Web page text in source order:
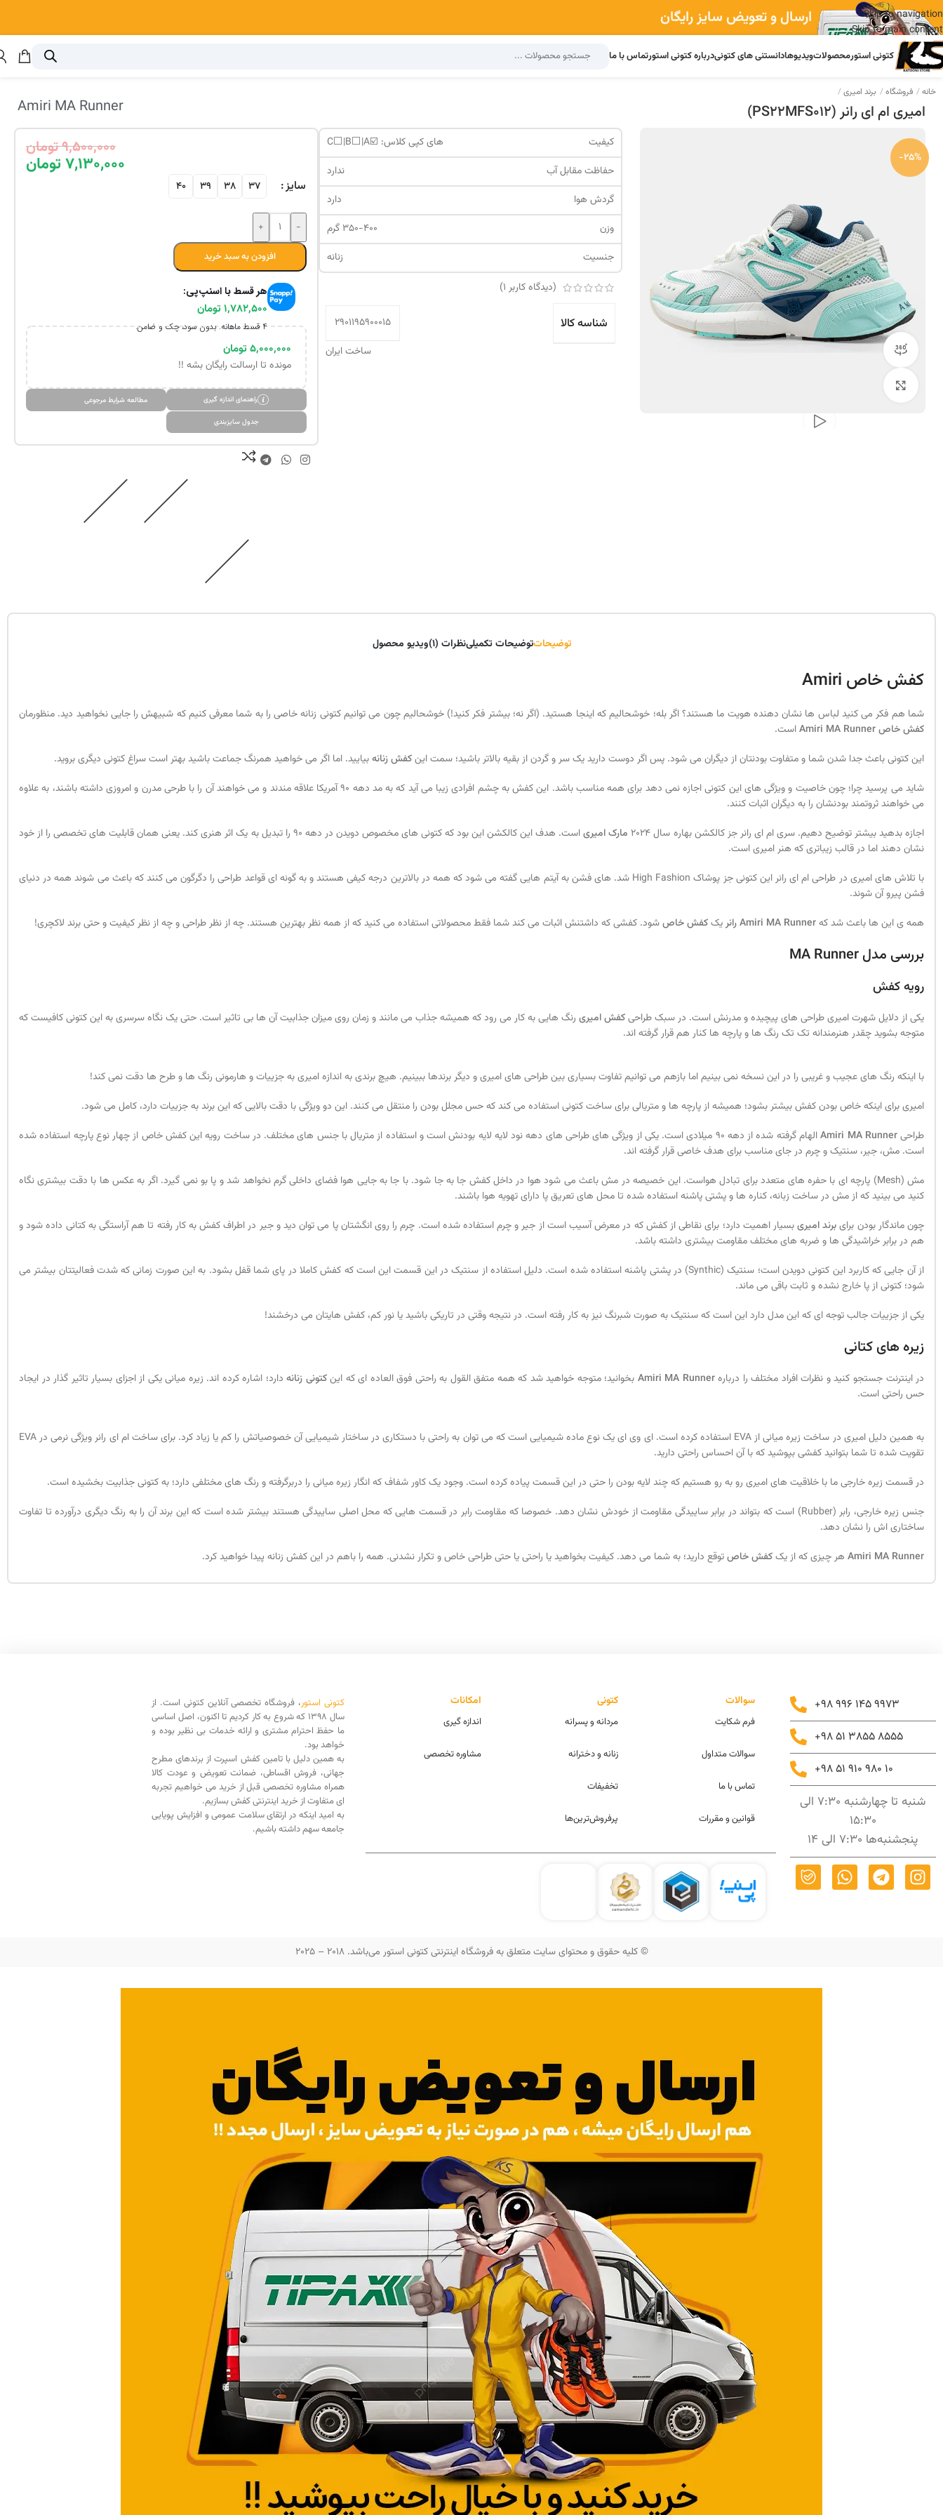
Skip to navigation
Skip to main content
ارسال و تعویض سایز رایگان
کتونی استورمحصولاتویدیوهادانستنی های کتونیدرباره کتونی استورتماس با ما
خانه فروشگاه برند امیری
امیری ام ای رانر (PS22MFS012) Amiri MA Runner
-25%
کیفیت
های کپی کلاس: ☑️C⬜️|B⬜️|A
حفاظت مقابل آب
ندارد
گردش هوا
دارد
وزن
350-400 گرم
جنسیت
زنانه
(دیدگاه کاربر 1
)
شناسه کالا
2901195900015
ساخت ایران
۹,۵۰۰,۰۰۰تومان
۷,۱۳۰,۰۰۰ تومان
سایز 37
38
39
40
افزودن به سبد خرید
هر قسط با اسنپ‌پی:
۱,۷۸۲,۵۰۰تومان
۴ قسط ماهانه. بدون سود، چک و ضامن.
۵,۰۰۰,۰۰۰تومان
مونده تا ارسالت رایگان بشه !!
راهنمای اندازه گیری مطالعه شرایط مرجوعی
جدول سایزبندی
توضیحاتتوضیحات تکمیلینظرات (1) ویدیو محصول
کفش خاص Amiri
شما هم فکر می کنید لباس ها نشان دهنده هویت ما هستند؟ اگر بله؛ خوشحالیم که اینجا هستید. (اگر نه؛ بیشتر فکر کنید!) خوشحالیم چون می توانیم کتونی زنانه خاصی را به شما معرفی کنیم که شبیهش را جایی نخواهید دید. منظورمان
کفش خاصAmiri MA Runnerاست.
این کتونی باعث جدا شدن شما و متفاوت بودنتان از دیگران می شود. پس اگر دوست دارید یک سر و گردن از بقیه بالاتر باشید؛ سمت اینکفش زنانهبیایید. اما اگر می خواهید همرنگ جماعت باشید بهتر است سراغ کتونی دیگری بروید.
شاید می پرسید چرا؛ چون خاصیت و ویژگی های این کتونی اجازه نمی دهد برای همه مناسب باشد. این کفش به چشم افرادی زیبا می آید که به مد دهه 90 آمریکا علاقه مندند و می خواهند آن را با طرحی مدرن و امروزی داشته باشند، به علاوه
می خواهند ثروتمند بودنشان را به دیگران اثبات کنند.
اجازه بدهید بیشتر توضیح دهیم. سری ام ای رانر جز کالکشن بهاره سال 2024
مارک امیری
است. هدف این کالکشن این بود که کتونی های مخصوص دویدن در دهه 90 را تبدیل به یک اثر هنری کند. یعنی همان قابلیت های تخصصی را از خود
نشان دهند اما در قالب زیباتری که هنر امیری است.
با تلاش های امیری در طراحی ام ای رانر این کتونی جز پوشاک High Fashion شد. های فشن به آیتم هایی گفته می شود که همه در بالاترین درجه کیفی هستند و به گونه ای قواعد طراحی را دگرگون می کنند که باعث می شوند همه در دنیای
فشن پیرو آن شوند.
همه ی این ها باعث شد کهAmiri MA Runnerرانریککفش خاصشود. کفشی که داشتنش اثبات می کند شما فقط محصولاتی استفاده می کنید که از همه نظر بهترین هستند. چه از نظر طراحی و چه از نظر کیفیت و حتی برند لاکچری!
بررسی مدلMA Runner
رویه کفش
یکی از دلایل شهرت امیری طراحی های پیچیده و مدرنش است. در سبک طراحیکفش امیری رنگ هایی به کار می رود که همیشه جذاب می مانند و زمان روی میزان جذابیت آن ها بی تاثیر است. حتی یک نگاه سرسری به این کتونی کافیست که
متوجه بشوید چقدر هنرمندانه تک تک رنگ ها و پارچه ها کنار هم قرار گرفته اند.
با اینکه رنگ های عجیب و غریبی را در این نسخه نمی بینیم اما بازهم می توانیم تفاوت بسیاری بین طراحی های امیری و دیگر برندها ببینیم. هیچ برندی به اندازه امیری به جزییات و هارمونی رنگ ها و طرح ها دقت نمی کند!
امیری برای اینکه خاص بودن کفش بیشتر بشود؛ همیشه از پارچه ها و متریالی برای ساخت کتونی استفاده می کند که حس مجلل بودن را منتقل می کنند. این دو ویژگی با دقت بالایی که این برند به جزییات دارد، کامل می شود.
طراحیAmiri MA Runner
الهام گرفته شده از دهه 90 میلادی است. یکی از ویژگی های طراحی های دهه نود لایه لایه بودنش است و استفاده از متریال با جنس های مختلف. در ساخت رویه این کفش خاص از چهار نوع پارچه استفاده شده
است. مش، جیر، سنتیک و چرم در جای مناسب برای هدف خاصی قرار گرفته اند.
مش (Mesh) پارچه ای با حفره های متعدد برای تبادل هواست. این خصیصه در مش باعث می شود هوا در داخل کفش جا به جا شود. با جا به جایی هوا فضای داخلی گرم نخواهد شد و پا بو نمی گیرد. اگر به عکس ها با دقت بیشتری نگاه
کنید می بینید که از مش در ساخت زبانه، کناره ها و پشتی پاشنه استفاده شده تا محل های تعریق پا دارای تهویه هوا باشند.
چون ماندگار بودن برایبرند امیریبسیار اهمیت دارد؛ برای نقاطی از کفش که در معرض آسیب است از جیر و چرم استفاده شده است. چرم را روی انگشتان پا می توان دید و جیر در اطراف کفش به کار رفته تا هم آراستگی به کتانی داده شود و
هم در برابر خراشیدگی ها و ضربه های مختلف مقاومت بیشتری داشته باشد.
از آن جایی که کاربرد این کتونی دویدن است؛ سنتیک (Synthic) در پشتی پاشنه استفاده شده است. دلیل استفاده از سنتیک در این قسمت این است که کفش کاملا در پای شما قفل بشود. به این صورت زمانی که شدت فعالیتتان بیشتر می
شود؛ کتونی از پا خارج نشده و ثابت باقی می ماند.
یکی از جزییات جالب توجه ای که این مدل دارد این است که سنتیک به صورت شبرنگ نیز به کار رفته است. در نتیجه وقتی در تاریکی باشید یا نور کم، کفش هایتان می درخشند!
زیره های کتانی
در اینترنت جستجو کنید و نظرات افراد مختلف را دربارهAmiri MA Runner بخوانید؛ متوجه خواهید شد که همه متفق القول به راحتی فوق العاده ای که اینکتونی زنانهدارد؛ اشاره کرده اند. زیره میانی یکی از اجزای بسیار تاثیر گذار در ایجاد
حس راحتی است.
به همین دلیل امیری در ساخت زیره میانی از EVA استفاده کرده است. ای وی ای یک نوع ماده شیمیایی است که می توان به راحتی با دستکاری در ساختار شیمیایی آن خصوصیاتش را کم یا زیاد کرد. برای ساخت ام ای رانر ویژگی نرمی در EVA
تقویت شده تا شما بتوانید کفشی بپوشید که با آن احساس راحتی دارید.
در قسمت زیره خارجی ما با خلاقیت های امیری رو به رو هستیم که چند لایه بودن را حتی در این قسمت پیاده کرده است. وجود یک کاور شفاف که انگار زیره میانی را دربرگرفته و رنگ های مختلفی دارد؛ به کتونی جذابیت بخشیده است.
جنس زیره خارجی، رابر (Rubber) است که بتواند در برابر ساییدگی مقاومت از خودش نشان دهد. خصوصا که مقاومت رابر در قسمت هایی که محل اصلی ساییدگی هستند بیشتر شده است که این برند آن را به رنگ دیگری درآورده تا تفاوت
ساختاری اش را نشان دهد.
Amiri MA Runner هر چیزی که از یککفش خاصتوقع دارید؛ به شما می دهد. کیفیت بخواهید یا راحتی یا حتی طراحی خاص و تکرار نشدنی. همه را باهم در این کفش زنانه پیدا خواهید کرد.
+98 996 145 9973
+98 51 3855 8555
+98 51 910 980 10
شنبه تا چهارشنبه 7:30 الی
15:30
پنجشنبه‌ها 7:30 الی 14
سوالات
فرم شکایت
سوالات متداول
تماس با ما
قوانین و مقررات
کتونی
مردانه و پسرانه
زنانه و دخترانه
تخفیفات
پرفروش‌ترین‌ها
امکانات
اندازه گیری
مشاوره تخصصی
کتونی استور، فروشگاه تخصصی آنلاین کتونی است. از
سال 1398 که شروع به کار کردیم تا اکنون، اصل اساسی
ما حفظ احترام مشتری و ارائه خدمات بی نظیر بوده و
خواهد بود.
به همین دلیل با تامین کفش اسپرت از برندهای مطرح
جهانی، فروش اقساطی، ضمانت تعویض و عودت کالا
همراه مشاوره تخصصی قبل از خرید می خواهیم تجربه
ای متفاوت از خرید اینترنتی کفش بسازیم.
به امید اینکه در ارتقای سلامت عمومی و افزایش پویایی
جامعه سهم داشته باشیم.
© کلیه حقوق و محتوای سایت متعلق به فروشگاه اینترنتی کتونی استور می‌باشد. 2018 – 2025